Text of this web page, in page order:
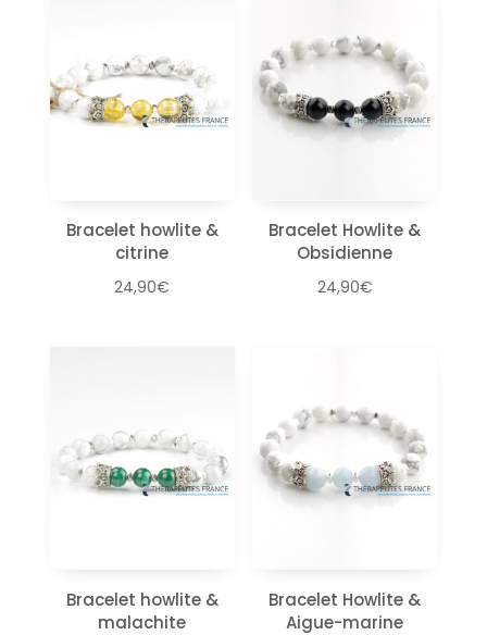
Bracelet howlite &
citrine
24,90€
Bracelet Howlite &
Obsidienne
24,90€
Bracelet howlite &
malachite
Bracelet Howlite &
Aigue-marine